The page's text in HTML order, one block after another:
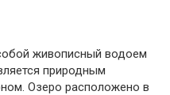
живописный водоем
природным
Озеро расположено в